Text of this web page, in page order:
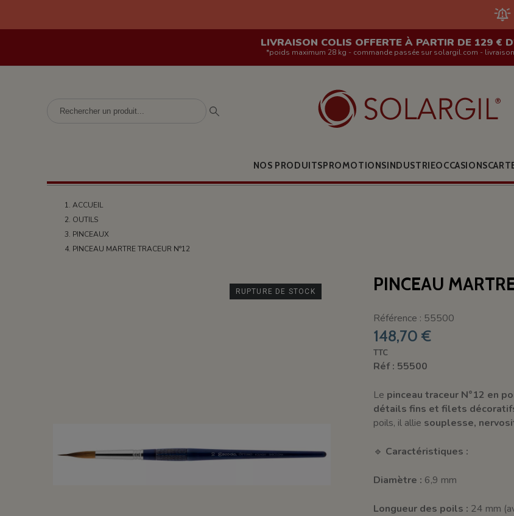
LIVRAISON COLIS OFFERTE À PARTIR DE 129 €
*poids maximum 28 kg - commande passée sur solargil.com -
NOS PRODUITSPROMOTIONSINDUSTRIEOCCASIONS
ACCUEIL
OUTILS
PINCEAUX
PINCEAU MARTRE TRACEUR N°12
RUPTURE DE STOCK PINCEAU
Référence : 55500
148,70 €
TTC
Réf : 55500
Le pinceau traceur N°12 en
détails fins et filets
poils, il allie souplesse,
🔹 Caractéristiques :
Diamètre : 6,9 mm
Longueur des poils : 24 mm